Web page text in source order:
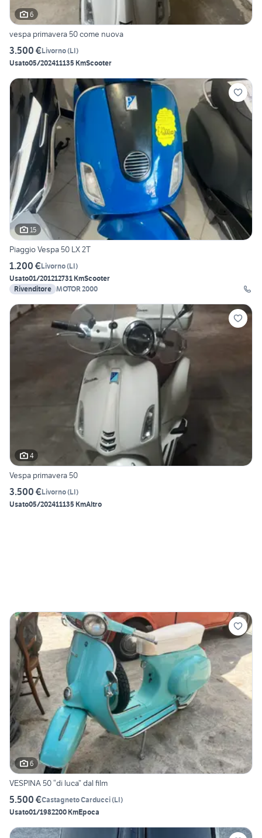
6
vespa primavera 50 come nuova
3.500 €Livorno(LI)
Usato05/202411135 KmScooter
15
Piaggio Vespa 50 LX 2T
1.200 €Livorno(LI)
Usato01/201212731 KmScooter
Rivenditore MOTOR 2000
4
Vespa primavera 50
3.500 €Livorno(LI)
Usato05/202411135 KmAltro
6
VESPINA 50 “di luca” dal film
5.500 €Castagneto Carducci(LI)
Usato01/1982200 KmEpoca